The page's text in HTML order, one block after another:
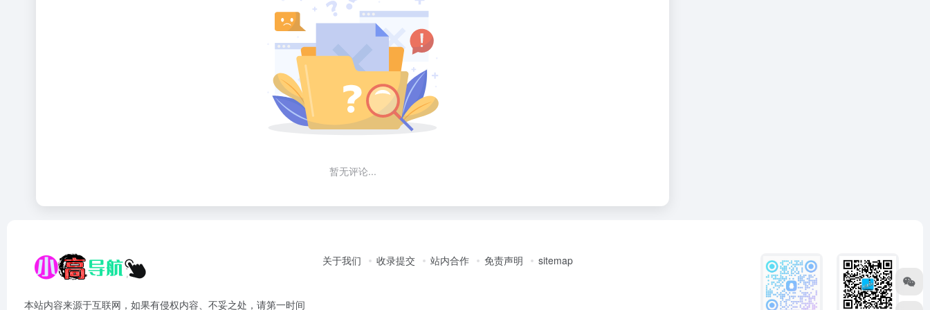
暂无评论...
本站内容来源于互联网，如果有侵权内容、不妥之处，请第一时间
关于我们 收录提交 站内合作 免责声明 sitemap